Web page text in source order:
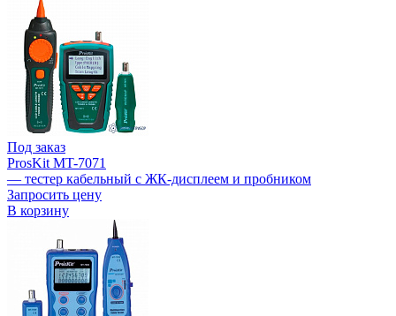
Под заказ
ProsKit MT-7071
— тестер кабельный с ЖК-дисплеем и пробником
Запросить цену
В корзину